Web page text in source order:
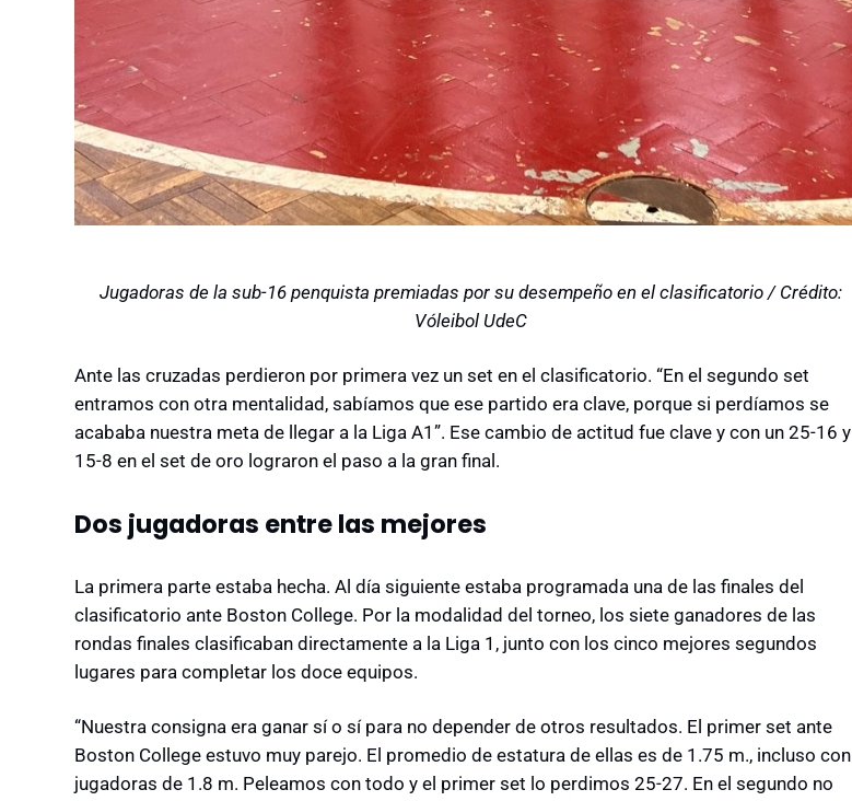
Jugadoras de la sub-16 penquista premiadas por su desempeño en el clasificatorio / Crédito:
Vóleibol UdeC
Ante las cruzadas perdieron por primera vez un set en el clasificatorio. “En el segundo set
entramos con otra mentalidad, sabíamos que ese partido era clave, porque si perdíamos se
acababa nuestra meta de llegar a la Liga A1”. Ese cambio de actitud fue clave y con un 25-16 y
15-8 en el set de oro lograron el paso a la gran final.
Dos jugadoras entre las mejores
La primera parte estaba hecha. Al día siguiente estaba programada una de las finales del
clasificatorio ante Boston College. Por la modalidad del torneo, los siete ganadores de las
rondas finales clasificaban directamente a la Liga 1, junto con los cinco mejores segundos
lugares para completar los doce equipos.
“Nuestra consigna era ganar sí o sí para no depender de otros resultados. El primer set ante
Boston College estuvo muy parejo. El promedio de estatura de ellas es de 1.75 m., incluso con
jugadoras de 1.8 m. Peleamos con todo y el primer set lo perdimos 25-27. En el segundo no